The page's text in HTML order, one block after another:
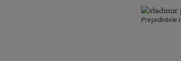
Președintele